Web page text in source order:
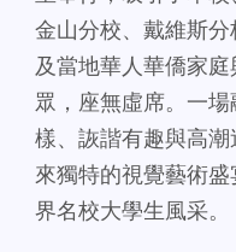
金山分校、戴維斯
及當地華人華僑家
眾，座無虛席。一
樣、詼諧有趣與高
來獨特的視覺藝術
界名校大學生風采。